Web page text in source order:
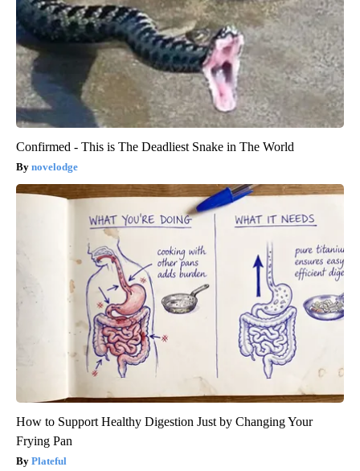
Confirmed - This is The Deadliest Snake in The World
novelodge
How to Support Healthy Digestion Just by Changing Your
Frying Pan
Plateful